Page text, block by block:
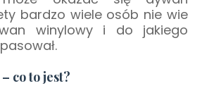
bardzo wiele osób nie wie
winylowy i do jakiego
co to jest?